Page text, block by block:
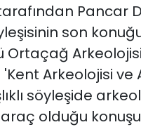
Pancar
son
Ortaçağ
'Kent Arkeolojisi
söyleşide
olduğu